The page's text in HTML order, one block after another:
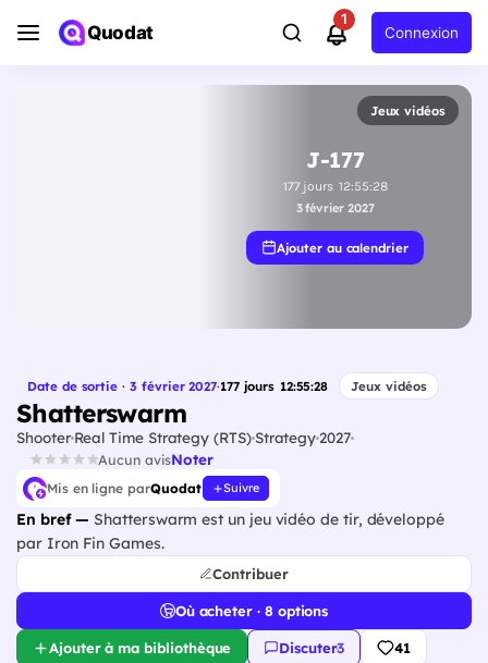
Quodat
1
Connexion
Jeux vidéos
J-177
177jours 12:55:27
3 février 2027
Ajouter au calendrier
Date de sortie · 3 février 2027·177 jours 12:55:27 Jeux vidéos
Shatterswarm
ShooterReal Time Strategy (RTS)Strategy 2027
Aucun avisNoter
Mis en ligne parQuodat Suivre
En bref — Shatterswarm est un jeu vidéo de tir, développé
par Iron Fin Games.
Contribuer
Où acheter · 8 options
Ajouter à ma bibliothèque Discuter·3 41